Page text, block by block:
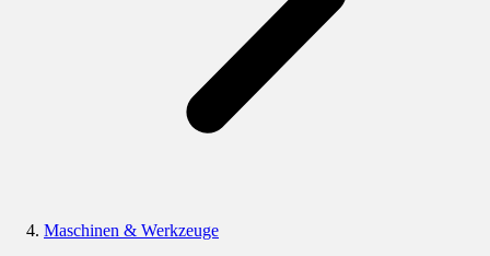
Maschinen & Werkzeuge